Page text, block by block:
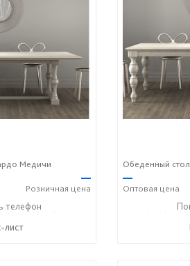
Медичи
—
Розничная цена
☎+7 (928) 158-33-84
телефон
лист
Обеденный
—
Оптовая цена
+7 (928)